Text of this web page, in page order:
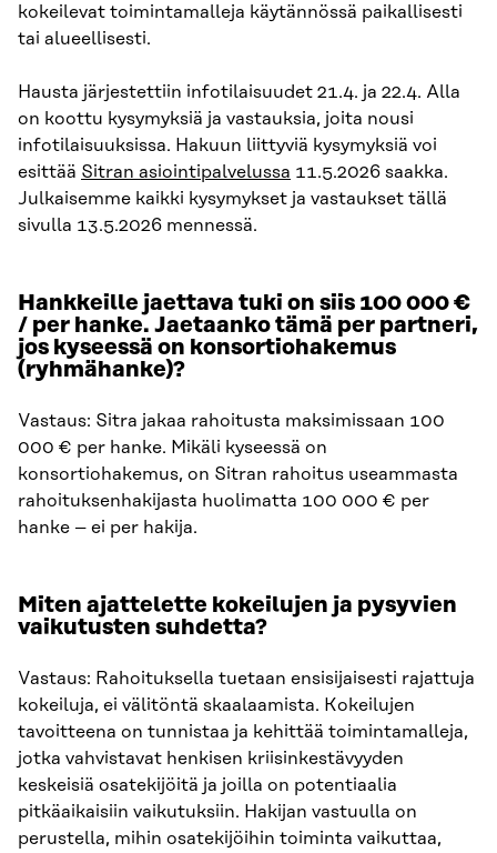
kokeilevat toimintamalleja käytännössä paikallisesti
tai alueellisesti.
Hausta järjestettiin infotilaisuudet 21.4. ja 22.4. Alla
on koottu kysymyksiä ja vastauksia, joita nousi
infotilaisuuksissa. Hakuun liittyviä kysymyksiä voi
esittää Sitran asiointipalvelussa 11.5.2026 saakka.
Julkaisemme kaikki kysymykset ja vastaukset tällä
sivulla 13.5.2026 mennessä.
Hankkeille jaettava tuki on siis 100 000 €
/ per hanke. Jaetaanko tämä per partneri,
jos kyseessä on konsortiohakemus
(ryhmähanke)?
Vastaus: Sitra jakaa rahoitusta maksimissaan 100
000 € per hanke. Mikäli kyseessä on
konsortiohakemus, on Sitran rahoitus useammasta
rahoituksenhakijasta huolimatta 100 000 € per
hanke – ei per hakija.
Miten ajattelette kokeilujen ja pysyvien
vaikutusten suhdetta?
Vastaus: Rahoituksella tuetaan ensisijaisesti rajattuja
kokeiluja, ei välitöntä skaalaamista. Kokeilujen
tavoitteena on tunnistaa ja kehittää toimintamalleja,
jotka vahvistavat henkisen kriisinkestävyyden
keskeisiä osatekijöitä ja joilla on potentiaalia
pitkäaikaisiin vaikutuksiin. Hakijan vastuulla on
perustella, mihin osatekijöihin toiminta vaikuttaa,